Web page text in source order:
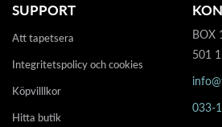
SUPPORT
Att tapetsera
Integritetspolicy och cookies
Köpvilllkor
Hitta butik
BOX
501
033-